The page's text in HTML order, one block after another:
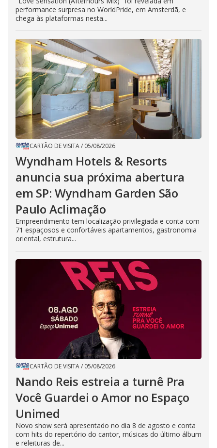
performance surpresa no WorldPride, em Amsterdã, e
chega às plataformas nesta...
CARTÃO DE VISITA/ 05/08/2026
Wyndham Hotels & Resorts
anuncia sua próxima abertura
em SP: Wyndham Garden São
Paulo Aclimação
Empreendimento tem localização privilegiada e conta com
71 espaçosos e confortáveis apartamentos, gastronomia
oriental, estrutura...
CARTÃO DE VISITA/ 05/08/2026
Nando Reis estreia a turnê Pra
Você Guardei o Amor no Espaço
Unimed
Novo show será apresentado no dia 8 de agosto e conta
com hits do repertório do cantor, músicas do último álbum
e releituras de...